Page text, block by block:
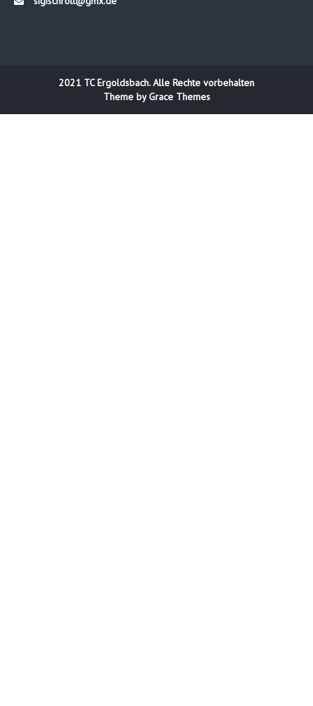
2021 TC Ergoldsbach. Alle Rechte vorbehalten
Theme by Grace Themes